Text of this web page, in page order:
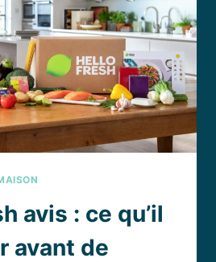
avis : ce qu’il
avant de